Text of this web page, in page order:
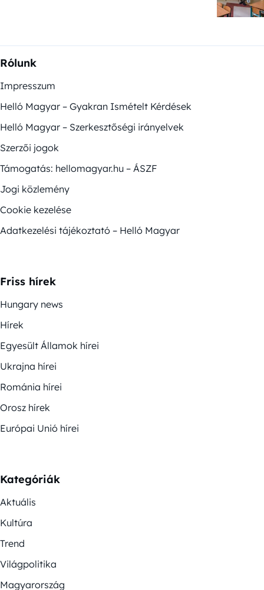
Rólunk
Impresszum
Helló Magyar – Gyakran Ismételt Kérdések
Helló Magyar – Szerkesztőségi irányelvek
Szerzői jogok
Támogatás: hellomagyar.hu – ÁSZF
Jogi közlemény
Cookie kezelése
Adatkezelési tájékoztató – Helló Magyar
Friss hírek
Hungary news
Hírek
Egyesült Államok hírei
Ukrajna hírei
Románia hírei
Orosz hírek
Európai Unió hírei
Kategóriák
Aktuális
Kultúra
Trend
Világpolitika
Magyarország